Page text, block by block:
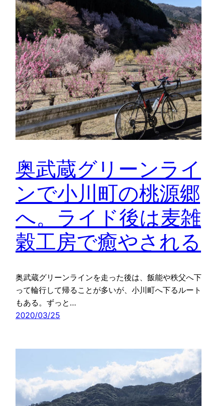
奥武蔵グリーンライ
ンで小川町の桃源郷
へ。ライド後は麦雑
穀工房で癒やされる
奥武蔵グリーンラインを走った後は、飯能や秩父へ下
って輪行して帰ることが多いが、小川町へ下るルート
もある。ずっと…
2020/03/25